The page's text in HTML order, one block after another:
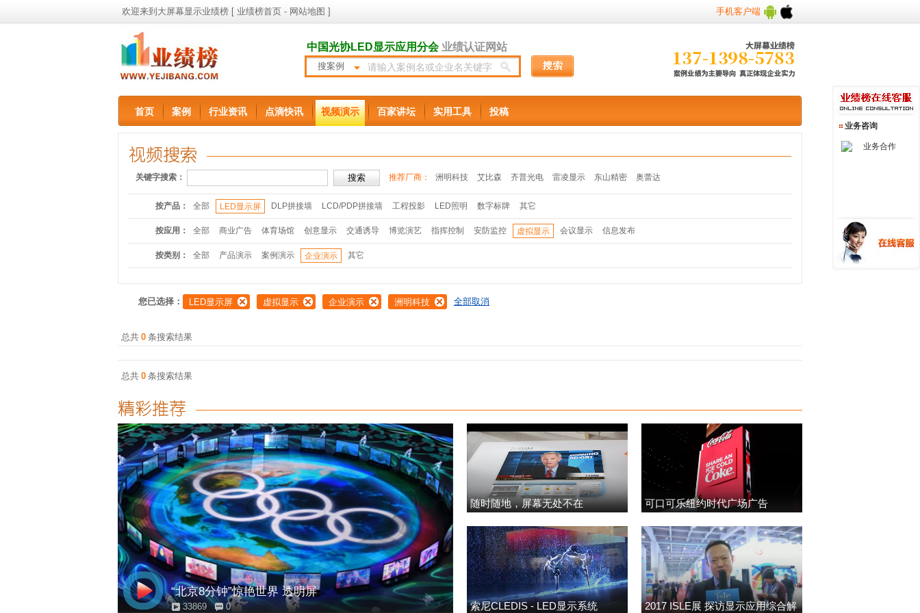
欢迎来到大屏幕显示业绩榜 [ 业绩榜首页 - 网站地图 ] 手机客户端
中国光协LED显示应用分会业绩认证网站
搜案例
首页 案例 行业资讯 点滴快讯 视频演示 百家讲坛 实用工具 投稿
关键字搜索： 推荐厂商： 洲明科技 艾比森 齐普光电 雷凌显示 东山精密 奥蕾达
按产品： 全部 LED显示屏 DLP拼接墙 LCD/PDP拼接墙 工程投影 LED照明 数字标牌 其它
按应用： 全部 商业广告 体育场馆 创意显示 交通诱导 博览演艺 指挥控制 安防监控 虚拟显示 会议显示 信息发布
按类别： 全部 产品演示 案例演示 企业演示 其它
您已选择： LED显示屏 虚拟显示 企业演示 洲明科技 全部取消
总共 0 条搜索结果
总共 0 条搜索结果
“北京8分钟”惊艳世界 透明屏
33869 0
随时随地，屏幕无处不在 可口可乐纽约时代广场广告
索尼CLEDIS - LED显示系统 2017 ISLE展 探访显示应用综合解
业务咨询
业务合作